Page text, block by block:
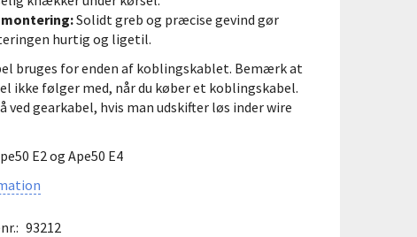
montering:Solidt greb og præcise gevind gør
hurtig og ligetil.
bruges for enden af koblingskablet. Bemærk at
ikke følger med, når du køber et koblingskabel.
ved gearkabel, hvis man udskifter løs inder wire
E2 og Ape50 E4
93212